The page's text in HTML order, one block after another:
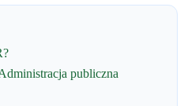
publiczna